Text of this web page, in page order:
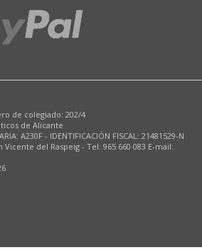
de colegiado: 202/4
de Alicante
A230F - IDENTIFICACIÓN FISCAL: 21481529-N
Vicente del Raspeig - Tel: 965 660 083 E-mail: